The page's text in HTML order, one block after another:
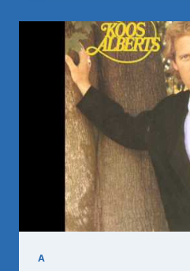
KOMEN
JAREN
GAAN
(1985)
A